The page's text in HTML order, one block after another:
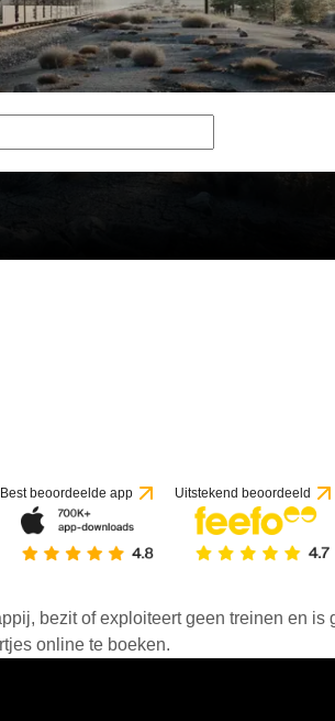
Best beoordeelde app Uitstekend beoordeeld
bezit of exploiteert geen treinen en is
online te boeken.